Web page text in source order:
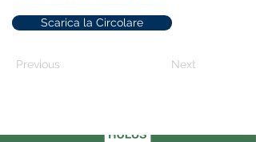
Scarica la Circolare
Previous Next